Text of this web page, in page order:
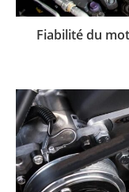
Fiabilité du